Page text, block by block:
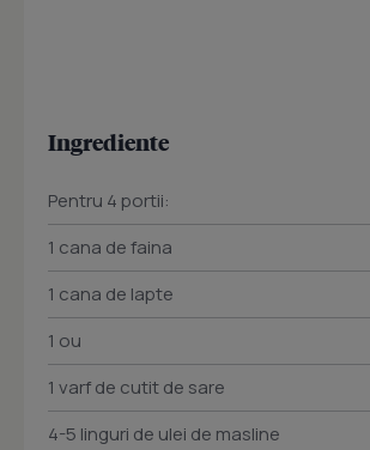
Ingrediente
Pentru 4 portii:
1 cana de faina
1 cana de lapte
1 ou
1 varf de cutit de sare
4-5 linguri de ulei de masline